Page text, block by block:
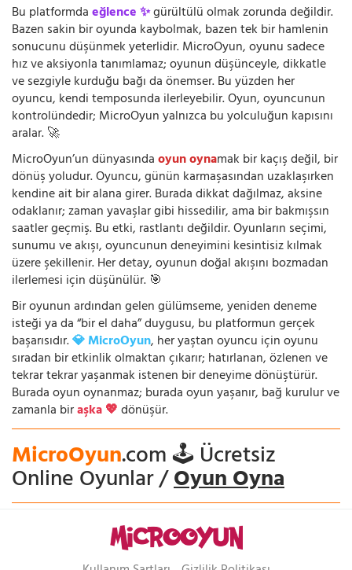
Bu platformdaeğlence ✨gürültülü olmak zorunda değildir.
Bazen sakin bir oyunda kaybolmak, bazen tek bir hamlenin
sonucunu düşünmek yeterlidir. MicroOyun, oyunu sadece
hız ve aksiyonla tanımlamaz; oyunun düşünceyle, dikkatle
ve sezgiyle kurduğu bağı da önemser. Bu yüzden her
oyuncu, kendi temposunda ilerleyebilir. Oyun, oyuncunun
kontrolündedir; MicroOyun yalnızca bu yolculuğun kapısını
aralar. 🚀
MicroOyun’un dünyasındaoyun oynamak bir kaçış değil, bir
dönüş yoludur. Oyuncu, günün karmaşasından uzaklaşırken
kendine ait bir alana girer. Burada dikkat dağılmaz, aksine
odaklanır; zaman yavaşlar gibi hissedilir, ama bir bakmışsın
saatler geçmiş. Bu etki, rastlantı değildir. Oyunların seçimi,
sunumu ve akışı, oyuncunun deneyimini kesintisiz kılmak
üzere şekillenir. Her detay, oyunun doğal akışını bozmadan
ilerlemesi için düşünülür. 🎯
Bir oyunun ardından gelen gülümseme, yeniden deneme
isteği ya da “bir el daha” duygusu, bu platformun gerçek
başarısıdır.💎 MicroOyun, her yaştan oyuncu için oyunu
sıradan bir etkinlik olmaktan çıkarır; hatırlanan, özlenen ve
tekrar tekrar yaşanmak istenen bir deneyime dönüştürür.
Burada oyun oynanmaz; burada oyun yaşanır, bağ kurulur ve
zamanla biraşka 💖dönüşür.
MicroOyun.com 🕹️ Ücretsiz
Online Oyunlar /Oyun Oyna